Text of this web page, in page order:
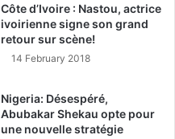
Côte d’Ivoire : Nastou, actrice
ivoirienne signe son grand
retour sur scène!
14 February 2018
Nigeria: Désespéré,
Abubakar Shekau opte pour
une nouvelle stratégie